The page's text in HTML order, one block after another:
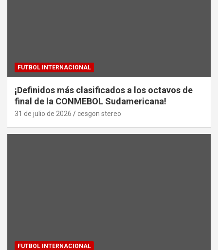
FUTBOL INTERNACIONAL
¡Definidos más clasificados a los octavos de
final de la CONMEBOL Sudamericana!
31 de julio de 2026 cesgon stereo
FUTBOL INTERNACIONAL